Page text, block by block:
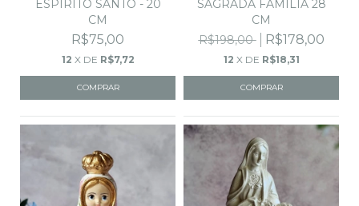
ESPÍRITO SANTO - 20
CM
R$75,00
12 X DE R$7,72
SAGRADA FAMÍLIA 28
CM
R$198,00
R$178,00
12 X DE R$18,31